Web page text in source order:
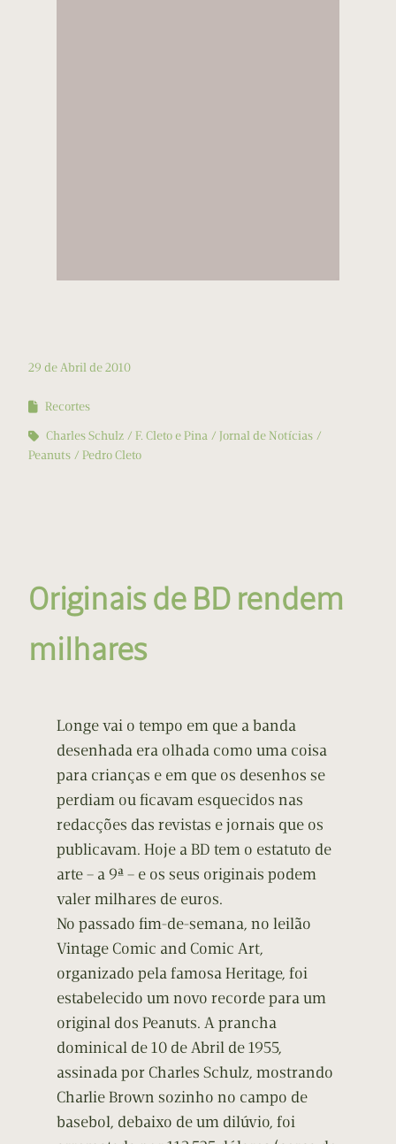
29 de Abril de 2010
Recortes
Charles Schulz
F. Cleto e Pina
Jornal de Notícias
Peanuts
Pedro Cleto
Originais de BD rendem
milhares
Longe vai o tempo em que a banda
desenhada era olhada como uma coisa
para crianças e em que os desenhos se
perdiam ou ficavam esquecidos nas
redacções das revistas e jornais que os
publicavam. Hoje a BD tem o estatuto de
arte – a 9ª – e os seus originais podem
valer milhares de euros.
No passado fim-de-semana, no leilão
Vintage Comic and Comic Art,
organizado pela famosa Heritage, foi
estabelecido um novo recorde para um
original dos Peanuts. A prancha
dominical de 10 de Abril de 1955,
assinada por Charles Schulz, mostrando
Charlie Brown sozinho no campo de
basebol, debaixo de um dilúvio, foi